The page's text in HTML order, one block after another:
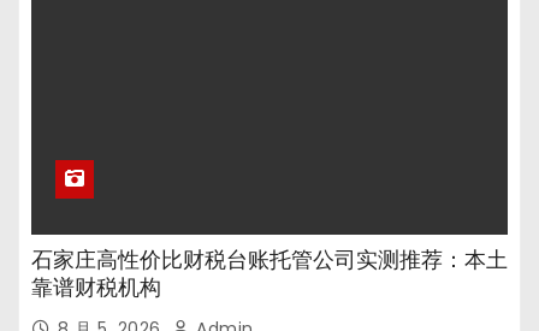
石家庄高性价比财税台账托管公司实测推荐：本土
靠谱财税机构